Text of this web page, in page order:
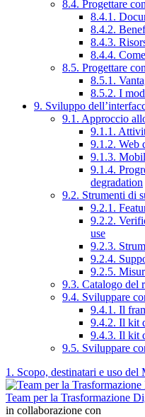
8.4. Progettare
8.4.1.
8.4.2.
8.4.3.
8.4.4.
8.5. Progettare
8.5.1.
8.5.2. I
9. Sviluppo
9.1. Approccio
9.1.1.
9.1.2. Web
9.1.3.
9.1.4.
degradation
9.2. Strumenti di
9.2.1.
9.2.2.
use
9.2.3.
9.2.4.
9.2.5.
9.3. Catalogo del
9.4. Sviluppare
9.4.1. Il
9.4.2. Il kit
9.4.3. Il kit
9.5. Sviluppare
1. Scopo, destinatari e uso
Team per la Trasformazione
in collaborazione con